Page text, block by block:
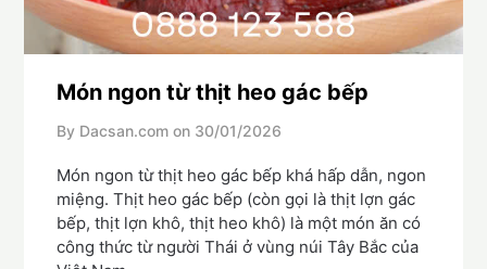
Món ngon từ thịt heo gác bếp
By Dacsan.com on 30/01/2026
Món ngon từ thịt heo gác bếp khá hấp dẫn, ngon
miệng. Thịt heo gác bếp (còn gọi là thịt lợn gác
bếp, thịt lợn khô, thịt heo khô) là một món ăn có
công thức từ người Thái ở vùng núi Tây Bắc của